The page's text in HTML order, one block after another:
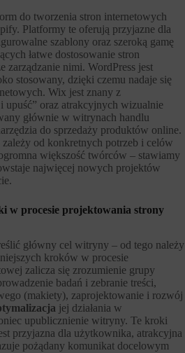
do tworzenia stron internetowych
Platformy te oferują przyjazne dla
szablony oraz szeroką gamę
łatwe dostosowanie stron
zarządzanie nimi. WordPress jest
stosowany, dzięki czemu nadaje się
Wix jest znany z
upuść” oraz atrakcyjnych wizualnie
głównie w witrynach handlu
do sprzedaży produktów online.
od konkretnych potrzeb i celów
większość twórców – stawiamy
najwięcej nowych projektów
w procesie projektowania strony
główny cel witryny – od tego należy
kroków w procesie
zalicza się zrozumienie grupy
badań i zebranie treści,
(makiety), zaprojektowanie i rozwój
jej działania w
upublicznienie witryny. Te kroki
przyjazna dla użytkownika, atrakcyjna
pożądany komunikat docelowym